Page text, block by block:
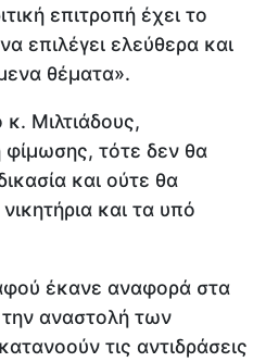
επιτροπή έχει το
επιλέγει ελεύθερα και
θέματα».
Μιλτιάδους,
τότε δεν θα
και ούτε θα
και τα υπό
έκανε αναφορά στα
αναστολή των
τις αντιδράσεις